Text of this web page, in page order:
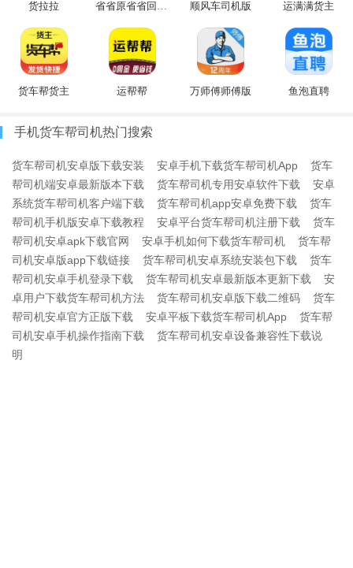
货拉拉 省省原省省回头车 顺风车司机版 运满满货主
货车帮货主 运帮帮 万师傅师傅版 鱼泡直聘
手机货车帮司机热门搜索
货车帮司机安卓版下载安装 安卓手机下载货车帮司机App
货车
帮司机端安卓最新版本下载
货车帮司机专用安卓软件下载
安卓
系统货车帮司机客户端下载
货车帮司机app安卓免费下载
货车
帮司机手机版安卓下载教程
安卓平台货车帮司机注册下载
货车
帮司机安卓apk下载官网
安卓手机如何下载货车帮司机
货车帮
司机安卓版app下载链接
货车帮司机安卓系统安装包下载
货车
帮司机安卓手机登录下载
货车帮司机安卓最新版本更新下载
安
卓用户下载货车帮司机方法
货车帮司机安卓版下载二维码
货车
帮司机安卓官方正版下载
安卓平板下载货车帮司机App
货车帮
司机安卓手机操作指南下载
货车帮司机安卓设备兼容性下载说
明